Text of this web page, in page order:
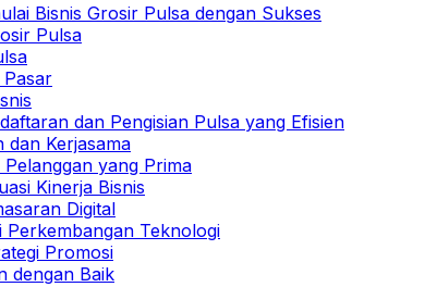
Bisnis Grosir Pulsa dengan Sukses
Pulsa
dan Pengisian Pulsa yang Efisien
dan Kerjasama
yang Prima
Kinerja Bisnis
Digital
Perkembangan Teknologi
Promosi
dengan Baik